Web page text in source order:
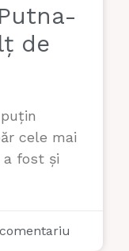
de
cele mai
a fost și